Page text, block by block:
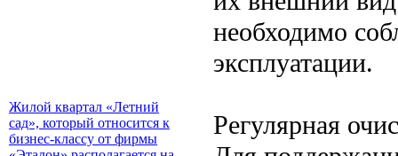
Жилой квартал «Летний
сад», который относится к
бизнес-классу от фирмы
необходимо
эксплуатации.
Регулярная